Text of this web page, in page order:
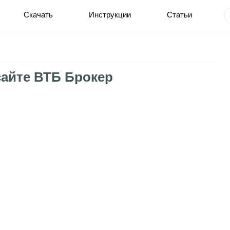
Скачать Инструкции Статьи
ВТБ Брокер